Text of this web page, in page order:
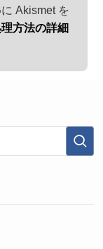
Akismet を
方法の詳細